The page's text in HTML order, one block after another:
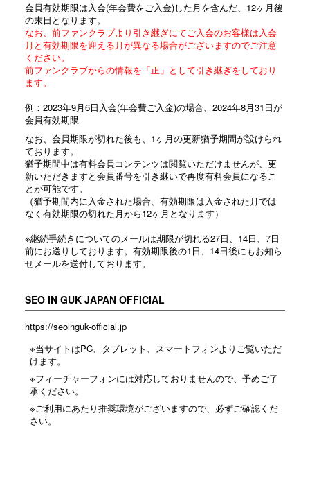
会員有効期限は入会(年会費をご入金)した月を含んだ、12ヶ月後
の末日となります。
なお、前ファンクラブより引き継ぎにてご入会のお客様は入会
月と有効期限を迎える月が異なる場合がございますのでご注意
ください。
前ファンクラブからの情報を「正」として引き継ぎをしており
ます。
例：2023年9月6日入会(年会費ご入金)の場合、2024年8月31日が
会員有効期限
なお、会員期限が切れた後も、1ヶ月の更新猶予期間が設けられ
ております。
猶予期間中は有料会員コンテンツは閲覧いただけませんが、更
新いただきますと会員番号を引き継いで再度有料会員になるこ
とが可能です。
（猶予期間内に入金された場合、有効期限は入金された月では
なく有効期限の切れた月から12ヶ月となります）
※継続手続きについてのメールは期限が切れる27日、14日、7日
前にお送りしております。有効期限後の1日、14日後にもお知ら
せメールを送付しております。
SEO IN GUK JAPAN OFFICIAL
https://seoinguk-official.jp
※当サイトはPC、タブレット、スマートフォンよりご覧いただ
けます。
※フィーチャーフォンには対応しておりませんので、予めご了
承ください。
※ご利用にあたり推奨環境がございますので、必ずご確認くだ
さい。